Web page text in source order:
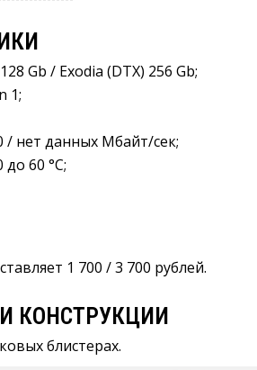
Gb / Exodia (DTX) 256 Gb;
1;
/ нет данных Мбайт/сек;
60 °C;
1 700 / 3 700 рублей.
КОНСТРУКЦИИ
блистерах.